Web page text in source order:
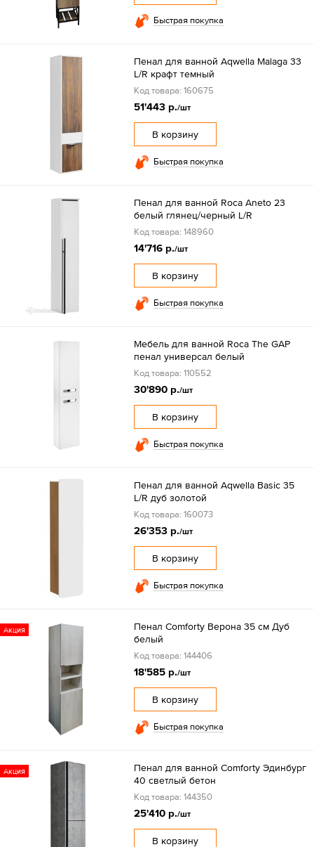
Быстрая покупка
Пенал для ванной Aqwella Malaga 33
L/R крафт темный
Код товара: 160675
51'443 р./шт
В корзину
Быстрая покупка
Пенал для ванной Roca Aneto 23
белый глянец/черный L/R
Код товара: 148960
14'716 р./шт
В корзину
Быстрая покупка
Мебель для ванной Roca The GAP
пенал универсал белый
Код товара: 110552
30'890 р./шт
В корзину
Быстрая покупка
Пенал для ванной Aqwella Basic 35
L/R дуб золотой
Код товара: 160073
26'353 р./шт
В корзину
Быстрая покупка
Акция
Пенал Comforty Верона 35 см Дуб
белый
Код товара: 144406
18'585 р./шт
В корзину
Быстрая покупка
Акция
Пенал для ванной Comforty Эдинбург
40 светлый бетон
Код товара: 144350
25'410 р./шт
В корзину